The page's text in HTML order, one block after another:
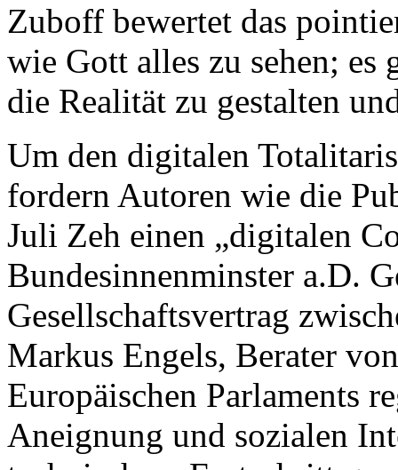
Zuboff bewertet das
wie Gott alles zu sehen;
die Realität zu gestalten
Um den digitalen
fordern Autoren wie die
Juli Zeh einen „digitalen
Bundesinnenminster a.D.
Gesellschaftsvertrag
Markus Engels, Berater
Europäischen Parlaments
Aneignung und sozialen